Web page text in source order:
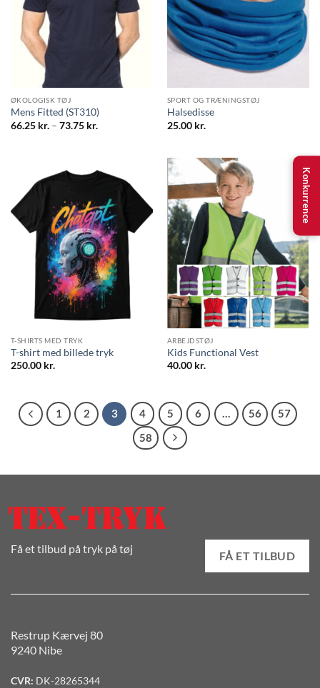
ØKOLOGISK TØJ
Mens Fitted (ST310)
66.25 kr. – 73.75 kr.
SPORT OG TRÆNINGSTØJ
Halsedisse
25.00 kr.
T-SHIRTS MED TRYK
T-shirt med billede tryk
250.00 kr.
ARBEJDSTØJ
Kids Functional Vest
40.00 kr.
1 2 3 4 5 6 … 56
57
58
Få et tilbud på tryk på tøj
FÅ ET TILBUD
Restrup Kærvej 80
9240 Nibe
CVR: DK-28265344
Konkurrence